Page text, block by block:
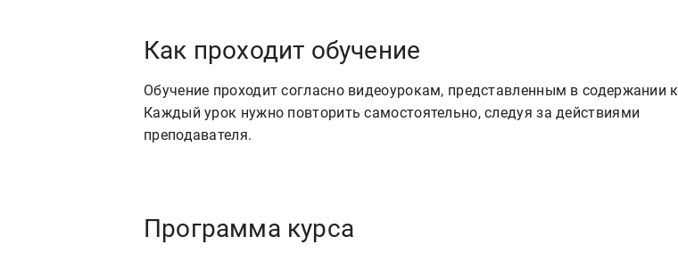
Как проходит обучение
Обучение проходит согласно видеоурокам, представленным в содержании
Каждый урок нужно повторить самостоятельно, следуя за действиями
преподавателя.
Программа курса